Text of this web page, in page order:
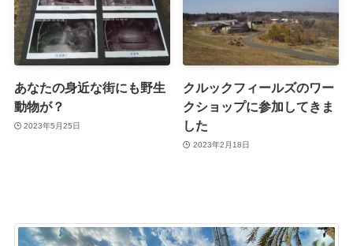
あなたの身近な街にも野生
動物が？
2023年5月25日
クルックフィールズのワー
クショップに参加してきま
した
2023年2月18日